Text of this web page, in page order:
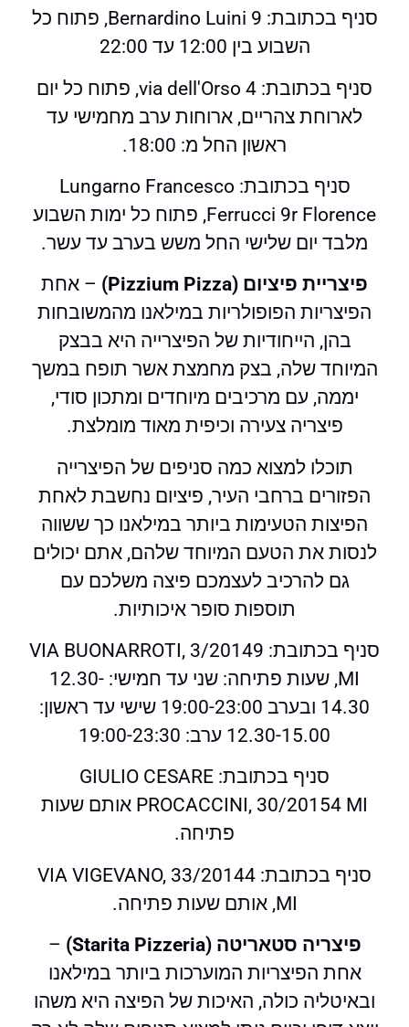
סניף בכתובת: Bernardino Luini 9, פתוח כל
השבוע בין 12:00 עד 22:00
סניף בכתובת: via dell'Orso 4, פתוח כל יום
לארוחת צהריים, ארוחות ערב מחמישי עד
ראשון החל מ: 18:00.
סניף בכתובת: Lungarno Francesco
Ferrucci 9r Florence, פתוח כל ימות השבוע
מלבד יום שלישי החל משש בערב עד עשר.
פיצריית פיציום (Pizzium Pizza)
– אחת
הפיצריות הפופולריות במילאנו מהמשובחות
בהן, הייחודיות של הפיצרייה היא בבצק
המיוחד שלה, בצק מחמצת אשר תופח במשך
יממה, עם מרכיבים מיוחדים ומתכון סודי,
פיצריה צעירה וכיפית מאוד מומלצת.
תוכלו למצוא כמה סניפים של הפיצרייה
הפזורים ברחבי העיר, פיציום נחשבת לאחת
הפיצות הטעימות ביותר במילאנו כך ששווה
לנסות את הטעם המיוחד שלהם, אתם יכולים
גם להרכיב לעצמכם פיצה משלכם עם
תוספות סופר איכותיות.
סניף בכתובת: VIA BUONARROTI, 3/20149
MI, שעות פתיחה: שני עד חמישי: 12.30-
14.30 ובערב 19:00-23:00 שישי עד ראשון:
12.30-15.00 ערב: 19:00-23:30
סניף בכתובת: GIULIO CESARE
PROCACCINI, 30/20154 MI אותם שעות
פתיחה.
סניף בכתובת: VIA VIGEVANO, 33/20144
MI, אותם שעות פתיחה.
פיצריה סטאריטה (Starita Pizzeria)
–
אחת הפיצריות המוערכות ביותר במילאנו
ובאיטליה כולה, האיכות של הפיצה היא משהו